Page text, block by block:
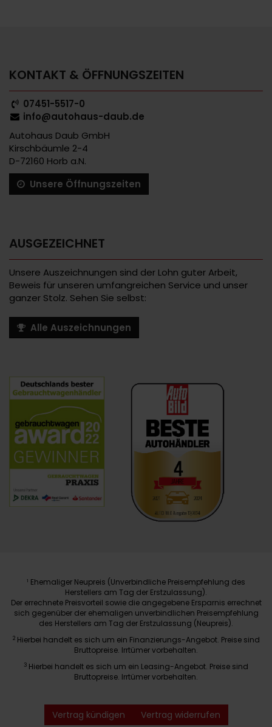
KONTAKT & ÖFFNUNGSZEITEN
07451-5517-0
info@autohaus-daub.de
Autohaus Daub GmbH
Kirschbäumle 2-4
D-72160 Horb a.N.
Unsere Öffnungszeiten
AUSGEZEICHNET
Unsere Auszeichnungen sind der Lohn guter Arbeit,
Beweis für unseren umfangreichen Service und unser
ganzer Stolz. Sehen Sie selbst:
Alle Auszeichnungen
1 Ehemaliger Neupreis (Unverbindliche Preisempfehlung des
Herstellers am Tag der Erstzulassung).
Der errechnete Preisvorteil sowie die angegebene Ersparnis errechnet
sich gegenüber der ehemaligen unverbindlichen Preisempfehlung
des Herstellers am Tag der Erstzulassung (Neupreis).
2 Hierbei handelt es sich um ein Finanzierungs-Angebot. Preise sind
Bruttopreise. Irrtümer vorbehalten.
3 Hierbei handelt es sich um ein Leasing-Angebot. Preise sind
Bruttopreise. Irrtümer vorbehalten.
Vertrag kündigen Vertrag widerrufen